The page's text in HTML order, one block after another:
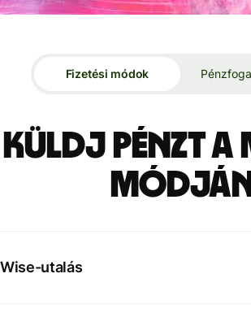
Fizetési módok
Küldj pénzt a
módján
Wise-utalás